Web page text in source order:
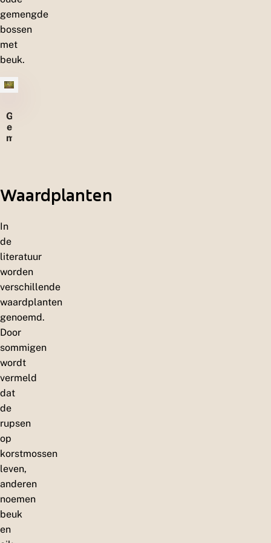
gemengde
bossen
met
beuk.
G
e
m
e
b
s
e
n
Waardplanten
In
de
literatuur
worden
verschillende
waardplanten
genoemd.
Door
sommigen
wordt
vermeld
dat
de
rupsen
op
korstmossen
leven,
anderen
noemen
beuk
en